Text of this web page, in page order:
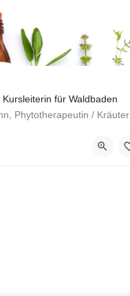
für Waldbaden
Berlin